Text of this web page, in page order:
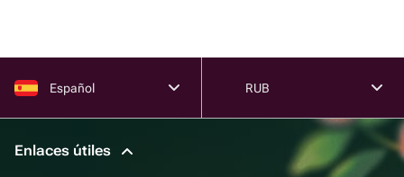
Español RUB
Enlaces útiles